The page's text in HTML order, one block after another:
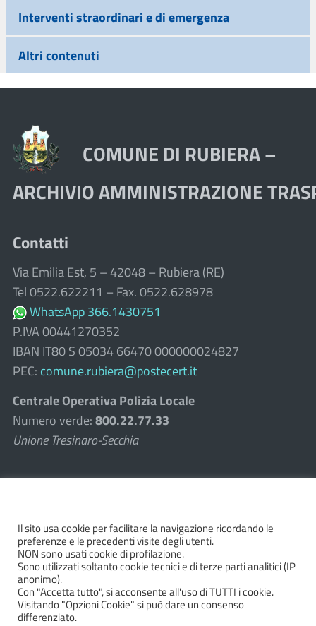
Interventi straordinari e di emergenza
Altri contenuti
COMUNE DI RUBIERA –
ARCHIVIO AMMINISTRAZIONE
Contatti
Via Emilia Est, 5 – 42048 – Rubiera (RE)
Tel 0522.622211 – Fax. 0522.628978
WhatsApp 366.1430751
P.IVA 00441270352
IBAN IT80 S 05034 66470 000000024827
PEC: comune.rubiera@postecert.it
Centrale Operativa Polizia Locale
Numero verde: 800.22.77.33
Unione Tresinaro-Secchia
Seguici su
Links utili
Il sito usa cookie per facilitare la navigazione ricordando le
preferenze e le precedenti visite degli utenti.
NON sono usati cookie di profilazione.
Sono utilizzati soltanto cookie tecnici e di terze parti analitici (IP
anonimo).
Con "Accetta tutto", si acconsente all'uso di TUTTI i cookie.
Visitando "Opzioni Cookie" si può dare un consenso
differenziato.